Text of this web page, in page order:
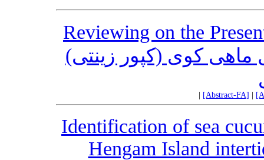
Reviewing on the
ماهی کوی (کپور زینتی)
[Abstract-FA]
Identification of sea
Hengam Island